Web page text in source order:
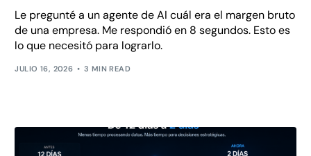
Le pregunté a un agente de AI cuál era el margen bruto
de una empresa. Me respondió en 8 segundos. Esto es
lo que necesitó para lograrlo.
JULIO 16, 2026 3 MIN READ